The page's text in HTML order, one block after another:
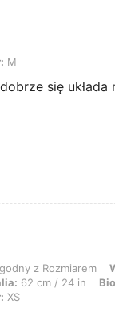
M
się układa
z Rozmiarem, Wzrost:
z Rozmiarem
62 cm / 24 in
XS